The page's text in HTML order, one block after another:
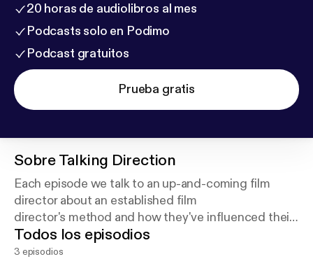
20 horas de audiolibros al mes
Podcasts solo en Podimo
Podcast gratuitos
Prueba gratis
SobreTalking Direction
Each episode we talk to an up-and-coming film
director about an established film
director's method and how they've influenced their
own filmmaking.
Todos los episodios
3 episodios